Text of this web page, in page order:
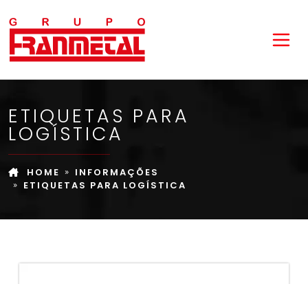
ETIQUETAS PARA
LOGÍSTICA
HOME
INFORMAÇÕES
ETIQUETAS PARA LOGÍSTICA